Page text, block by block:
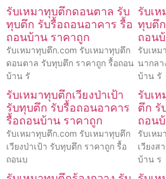
รับเหมาทุบตึกดอนตาล รับ
ทุบตึก รับรื้อถอนอาคาร รื้อ
ถอนบ้าน ราคาถูก
รับเหมาทุบตึก.com รับเหมาทุบตึก
ดอนตาล รับทุบตึก ราคาถูก รื้อถอน
บ้าน รั
รับเ
ทุบตึ
ถอน
รับเหม
นากลา
บ้าน รั
รับเหมาทุบตึกเวียงป่าเป้า
รับทุบตึก รับรื้อถอนอาคาร
รื้อถอนบ้าน ราคาถูก
รับเหมาทุบตึก.com รับเหมาทุบตึก
เวียงป่าเป้า รับทุบตึก ราคาถูก รื้อ
ถอนบ
รับเ
ตึก รั
ถอน
รับเหม
เวียงส
บ้าน ร